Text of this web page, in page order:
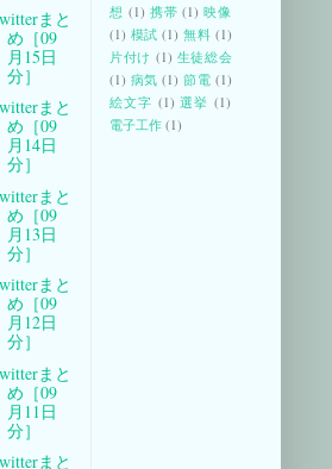
まと
め［09
月15日
分］
まと
め［09
月14日
分］
まと
め［09
月13日
分］
まと
め［09
月12日
分］
まと
め［09
月11日
分］
まと
想 (1) 携帯 (1) 映像
(1) 模試 (1) 無料 (1)
片付け (1) 生徒総会
(1) 病気 (1) 節電 (1)
絵文字 (1) 選挙 (1)
電子工作 (1)